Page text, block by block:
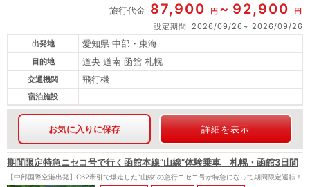
旅行代金 87,900 円 92,900
円
設定期間
2026/09/26
2026/09/26
出発地
愛知県 中部・東海
目的地 道央 道南 函館 札幌
交通機関 飛行機
宿泊施設
お気に入りに保存 詳細を表示
期間限定特急ニセコ号で行く函館本線”山線”体験乗車 札幌・函館3日間
【中部国際空港出発】C62牽引で爆走した”山線”の急行ニセコ号が特急になって期間限定運転！